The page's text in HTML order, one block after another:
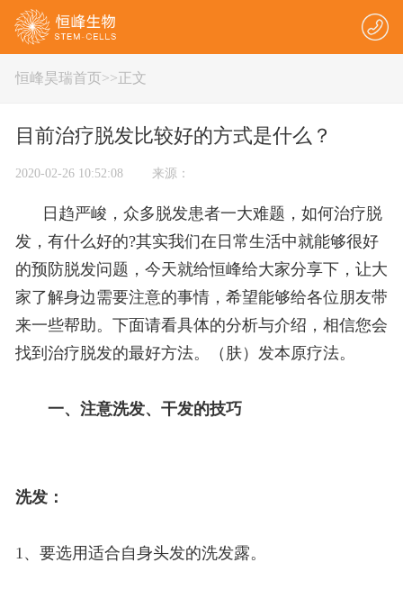
恒峰昊瑞首页>>正文
目前治疗脱发比较好的方式是什么？
2020-02-26 10:52:08 来源：
日趋严峻，众多脱发患者一大难题，如何治疗脱
发，有什么好的?其实我们在日常生活中就能够很好
的预防脱发问题，今天就给恒峰给大家分享下，让大
家了解身边需要注意的事情，希望能够给各位朋友带
来一些帮助。下面请看具体的分析与介绍，相信您会
找到治疗脱发的最好方法。（肤）发本原疗法。
一、注意洗发、干发的技巧
洗发：
1、要选用适合自身头发的洗发露。